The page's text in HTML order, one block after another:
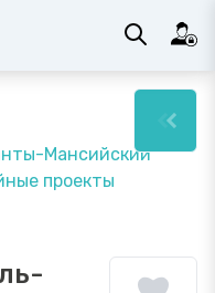
Мансийский
проекты